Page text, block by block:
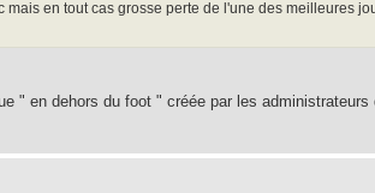
en tout cas grosse perte de l'une des meilleures
" en dehors du foot " créée par les administrateurs